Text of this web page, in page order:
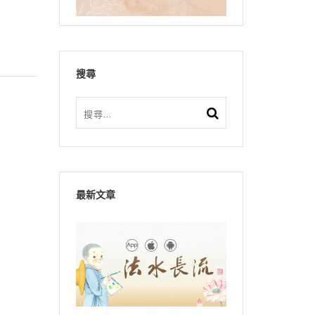
搜尋
最新文章